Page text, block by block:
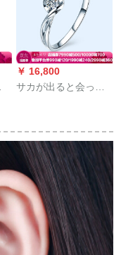
￥ 16,800
サカが出ると会った